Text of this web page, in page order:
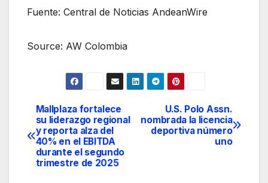
Fuente: Central de Noticias AndeanWire
Source: AW Colombia
Navegación
de
entradas
U.S. Polo Assn.
nombrada la licencia
deportiva número
uno
Mallplaza fortalece
su liderazgo regional
y reporta alza del
40% en el EBITDA
durante el segundo
trimestre de 2025